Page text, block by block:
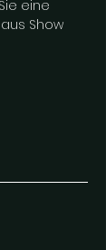
eine
Show